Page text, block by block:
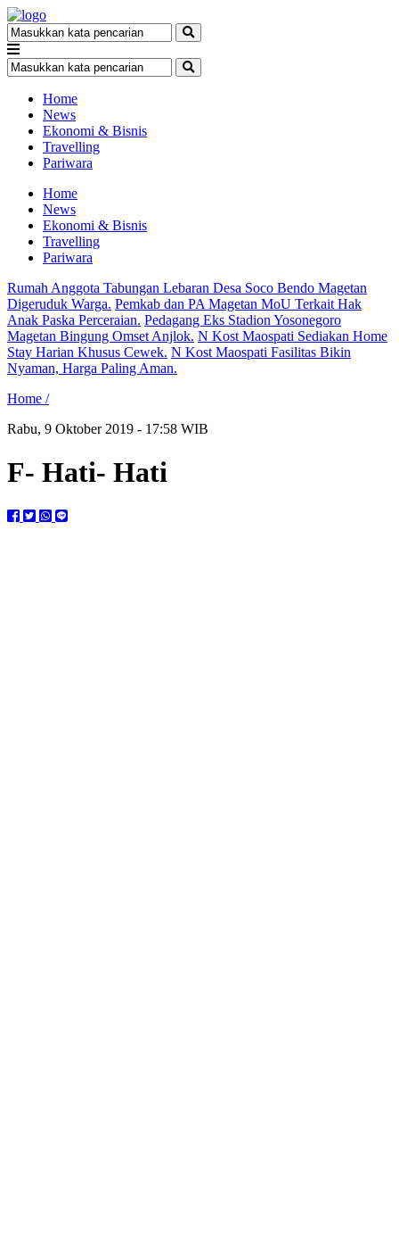
Home
News
Ekonomi & Bisnis
Travelling
Pariwara
Home
News
Ekonomi & Bisnis
Travelling
Pariwara
Rumah Anggota Tabungan Lebaran Desa Soco Bendo Magetan
Digeruduk Warga. Pemkab dan PA Magetan MoU Terkait Hak
Anak Paska Perceraian. Pedagang Eks Stadion Yosonegoro
Magetan Bingung Omset Anjlok. N Kost Maospati Sediakan Home
Stay Harian Khusus Cewek. N Kost Maospati Fasilitas Bikin
Nyaman, Harga Paling Aman.
Home /
Rabu, 9 Oktober 2019 - 17:58 WIB
F- Hati- Hati